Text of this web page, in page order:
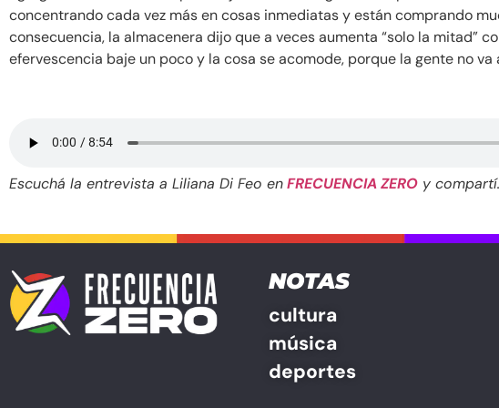
concentrando cada vez más en cosas inmediatas y están comprando
consecuencia, la almacenera dijo que a veces aumenta “solo la mitad”
efervescencia baje un poco y la cosa se acomode, porque la gente no va
Escuchá la entrevista a Liliana Di Feo enFRECUENCIA ZERO y compartí.
NOTAS
cultura
música
deportes